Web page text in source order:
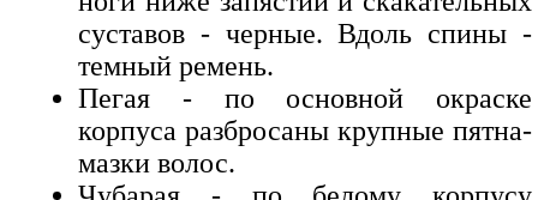
суставов - черные. Вдоль спины -
темный ремень.
Пегая - по основной окраске
корпуса разбросаны крупные пятна-
мазки волос.